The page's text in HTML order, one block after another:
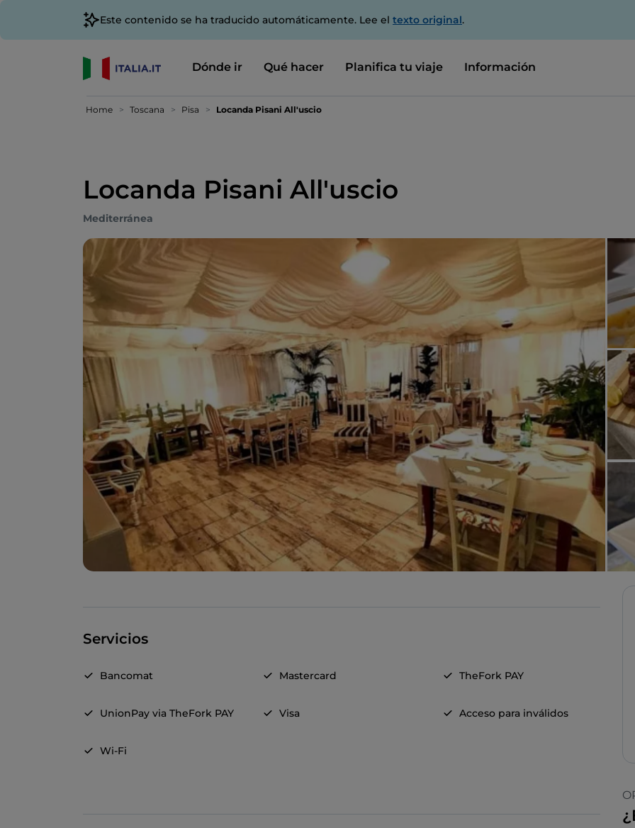
Este contenido se ha traducido automáticamente. Lee el texto original.
Dónde ir Qué hacer Planifica tu viaje Información
Home Toscana Pisa Locanda Pisani All'uscio
Locanda Pisani All'uscio
Mediterránea
Servicios
Bancomat Mastercard TheFork PAY
UnionPay via TheFork PAY Visa Acceso para inválidos
Wi-Fi